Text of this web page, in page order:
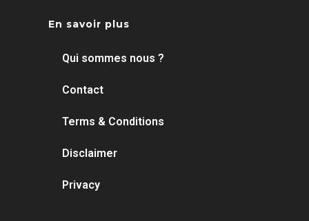
En savoir plus
Qui sommes nous ?
Contact
Terms & Conditions
Disclaimer
Privacy